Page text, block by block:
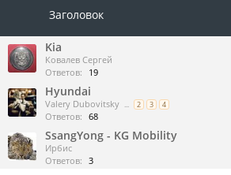
Заголовок
Kia
Ковалев Сергей
Ответов:
19
Hyundai
Valery Dubovitsky ... 2 3 4
Ответов: 68
SsangYong - KG Mobility
Ирбис
Ответов: 3